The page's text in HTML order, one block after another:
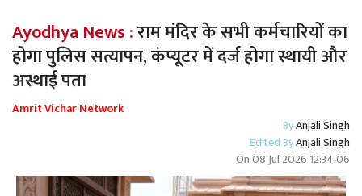
Ayodhya News :राम मंदिर के सभी कर्मचारियों का
होगा पुलिस सत्यापन, कंप्यूटर में दर्ज होगा स्थायी और
अस्थाई पता
Amrit Vichar Network
ByAnjali Singh
Edited ByAnjali Singh
On08 Jul 2026 12:34:06